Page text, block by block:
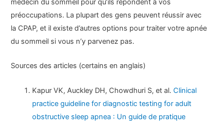
médecin du sommeil pour qu’ils répondent à vos
préoccupations. La plupart des gens peuvent réussir avec
la CPAP, et il existe d’autres options pour traiter votre apnée
du sommeil si vous n’y parvenez pas.
Sources des articles (certains en anglais)
Kapur VK, Auckley DH, Chowdhuri S, et al.Clinical
practice guideline for diagnostic testing for adult
obstructive sleep apnea : Un guide de pratique